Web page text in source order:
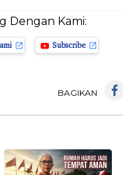
Dengan Kami:
Subscribe
BAGIKAN